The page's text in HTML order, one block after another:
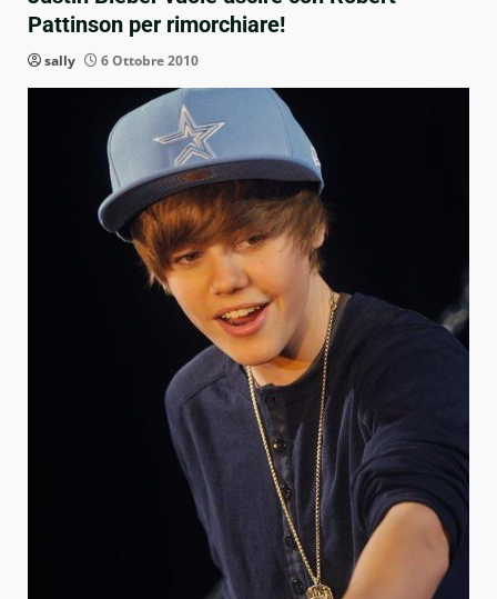
Pattinson per rimorchiare!
sally 6 Ottobre 2010